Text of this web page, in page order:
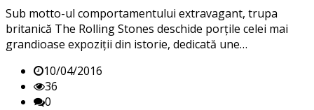
Sub motto-ul comportamentului extravagant, trupa
britanică The Rolling Stones deschide porțile celei mai
grandioase expoziții din istorie, dedicată une…
10/04/2016
36
0